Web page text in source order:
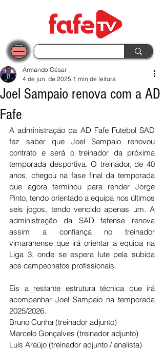
Joel Sampaio renova com a AD
Fafe
Armando César
4 de jun. de 2025 1 min de leitura
A administração da AD Fafe Futebol SAD
fez saber que Joel Sampaio renovou
contrato e será o treinador da próxima
temporada desportiva. O treinador, de 40
anos, chegou na fase final da temporada
que agora terminou para render Jorge
Pinto, tendo orientado a equipa nos últimos
seis jogos, tendo vencido apenas um. A
administração da SAD fafense renova
assim a confiança no treinador
vimaranense que irá orientar a equipa na
Liga 3, onde se espera lute pela subida
aos campeonatos profissionais.
Eis a restante estrutura técnica que irá
acompanhar Joel Sampaio na temporada
2025/2026.
Bruno Cunha (treinador adjunto)
Marcelo Gonçalves (treinador adjunto)
Luís Araújo (treinador adjunto / analista)